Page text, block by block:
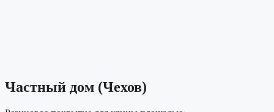
Частный дом (Чехов)